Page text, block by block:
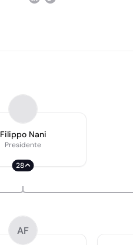
Filippo Nani
Presidente
28
AF